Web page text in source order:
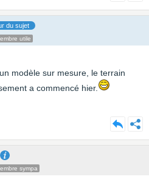
du sujet
utile
modèle sur mesure, le terrain
a commencé hier.
sympa